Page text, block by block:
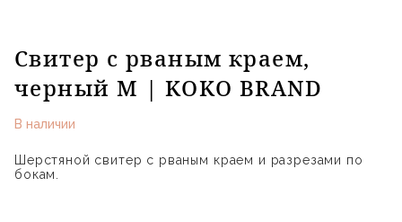
Свитер с рваным краем,
черный M | KOKO BRAND
В наличии
Шерстяной свитер с рваным краем и разрезами по
бокам.